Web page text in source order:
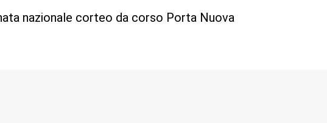
nazionale corteo da corso Porta Nuova